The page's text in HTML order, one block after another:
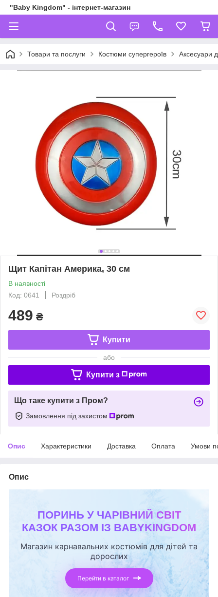
"Baby Kingdom" - інтернет-магазин
Товари та послуги Костюми супергероїв Аксесуари
Щит Капітан Америка, 30 см
В наявності
Код: 0641
Роздріб
489 ₴
Купити
або
Купити з
Що таке купити з Пром?
Замовлення під захистом
Опис Характеристики Доставка Оплата Умови
Опис
ПОРИНЬ У ЧАРІВНИЙ СВІТ
КАЗОК РАЗОМ ІЗ BABYKINGDOM
Магазин карнавальних костюмів для дітей та
дорослих
Перейти в каталог